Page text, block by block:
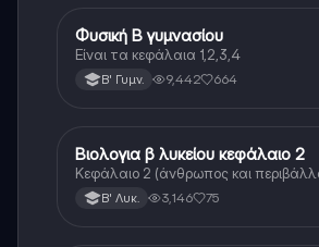
Φυσική
Φυσική Β γυμνασίου
Είναι τα κεφάλαια 1,2,3,4
Β' Γυμν. 9,442 664
Βιολογία
Βιολογια β λυκείου κεφάλαιο 2
Κεφάλαιο 2 (άνθρωπος και
Β' Λυκ. 3,146 75